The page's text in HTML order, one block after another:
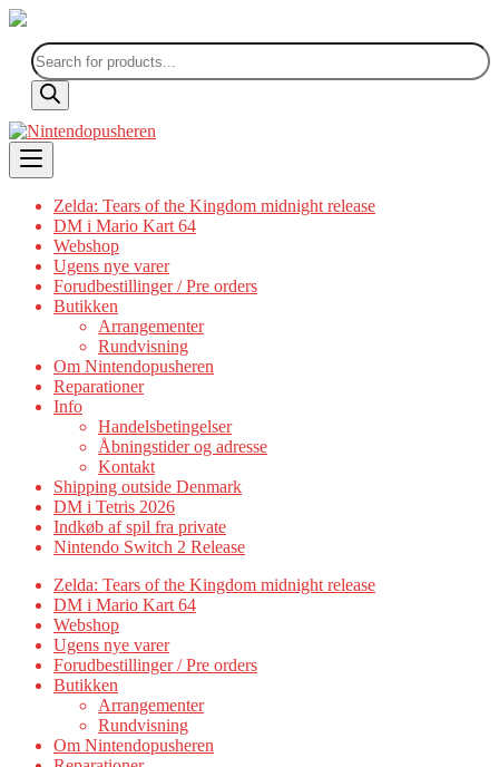
Products
search
Skip
to
content
Zelda: Tears of the Kingdom midnight release
DM i Mario Kart 64
Webshop
Ugens nye varer
Forudbestillinger / Pre orders
Butikken
Arrangementer
Rundvisning
Om Nintendopusheren
Reparationer
Info
Handelsbetingelser
Åbningstider og adresse
Kontakt
Shipping outside Denmark
DM i Tetris 2026
Indkøb af spil fra private
Nintendo Switch 2 Release
Zelda: Tears of the Kingdom midnight release
DM i Mario Kart 64
Webshop
Ugens nye varer
Forudbestillinger / Pre orders
Butikken
Arrangementer
Rundvisning
Om Nintendopusheren